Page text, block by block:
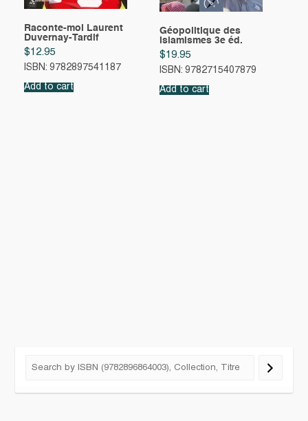
Raconte-moi Laurent
Duvernay-Tardif
$12.95
ISBN: 9782897541187
Add to cart
Géopolitique des
islamismes 3e éd.
$19.95
ISBN: 9782715407879
Add to cart